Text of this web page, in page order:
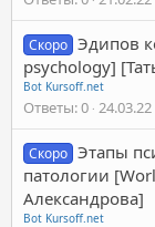
Скоро Эдипов
psychology]
Bot Kursoff.net
Ответы 0 24.03.22
Скоро Этапы
патологии
Александрова]
Bot Kursoff.net